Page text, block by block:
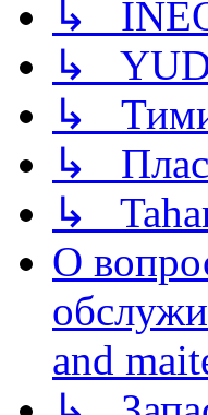
↳
↳
↳
↳
↳
О
and